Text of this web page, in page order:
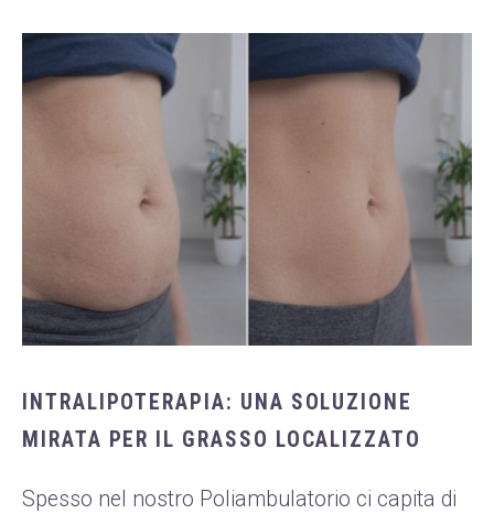
INTRALIPOTERAPIA: UNA SOLUZIONE
MIRATA PER IL GRASSO LOCALIZZATO
Spesso nel nostro Poliambulatorio ci capita di